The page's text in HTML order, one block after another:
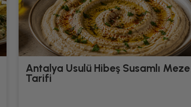
Antalya Usulü Hibeş Susamlı Meze
Tarifi